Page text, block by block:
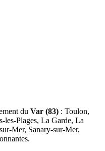
du Var (83) : Toulon,
les-Plages, La Garde, La
Mer, Sanary-sur-Mer,